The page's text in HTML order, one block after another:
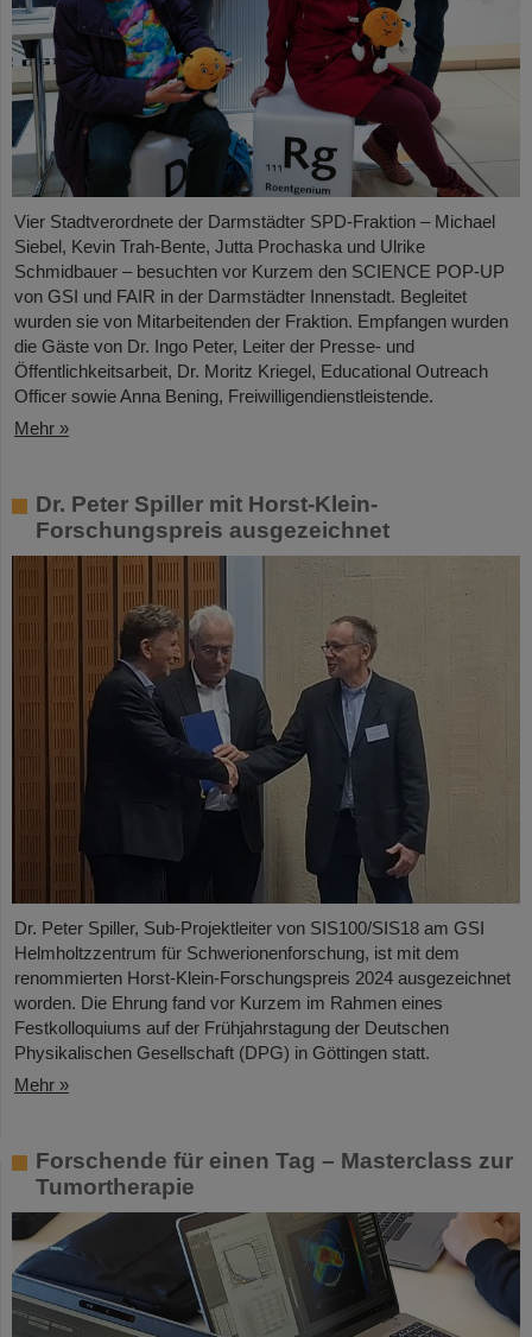
Vier Stadtverordnete der Darmstädter SPD-Fraktion – Michael
Siebel, Kevin Trah-Bente, Jutta Prochaska und Ulrike
Schmidbauer – besuchten vor Kurzem den SCIENCE POP-UP
von GSI und FAIR in der Darmstädter Innenstadt. Begleitet
wurden sie von Mitarbeitenden der Fraktion. Empfangen wurden
die Gäste von Dr. Ingo Peter, Leiter der Presse- und
Öffentlichkeitsarbeit, Dr. Moritz Kriegel, Educational Outreach
Officer sowie Anna Bening, Freiwilligendienstleistende.
Mehr »
Dr. Peter Spiller mit Horst-Klein-
Forschungspreis ausgezeichnet
Dr. Peter Spiller, Sub-Projektleiter von SIS100/SIS18 am GSI
Helmholtzzentrum für Schwerionenforschung, ist mit dem
renommierten Horst-Klein-Forschungspreis 2024 ausgezeichnet
worden. Die Ehrung fand vor Kurzem im Rahmen eines
Festkolloquiums auf der Frühjahrstagung der Deutschen
Physikalischen Gesellschaft (DPG) in Göttingen statt.
Mehr »
Forschende für einen Tag – Masterclass zur
Tumortherapie